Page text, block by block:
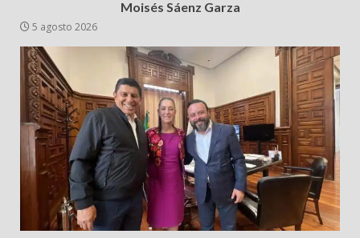
Moisés Sáenz Garza
5 agosto 2026